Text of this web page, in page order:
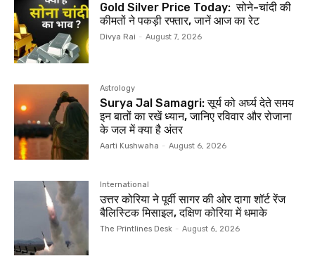
Gold Silver Price Today: सोने-चांदी की
कीमतों ने पकड़ी रफ्तार, जानें आज का रेट
Divya Rai - August 7, 2026
Astrology
Surya Jal Samagri: सूर्य को अर्घ्य देते समय
इन बातों का रखें ध्यान, जानिए रविवार और रोजाना
के जल में क्या है अंतर
Aarti Kushwaha - August 6, 2026
International
उत्तर कोरिया ने पूर्वी सागर की ओर दागा शॉर्ट रेंज
बैलिस्टिक मिसाइल, दक्षिण कोरिया में धमाके
The Printlines Desk - August 6, 2026